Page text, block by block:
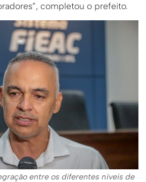
completou o prefeito.
entre os diferentes níveis de